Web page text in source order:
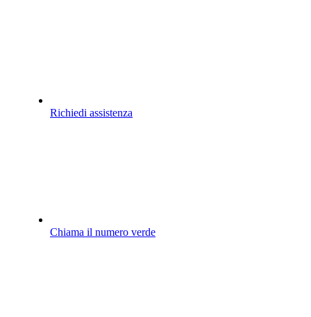
Richiedi assistenza
Chiama il numero verde